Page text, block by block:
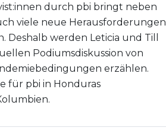
durch pbi bringt neben
viele neue Herausforderungen
Deshalb werden Leticia und Till
Podiumsdiskussion von
erzählen.
für pbi in Honduras